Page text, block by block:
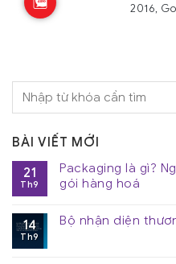
2016,
BÀI VIẾT MỚI
21
Th9
Packaging là gì?
gói hàng hoá
14
Th9
Bộ nhận diện